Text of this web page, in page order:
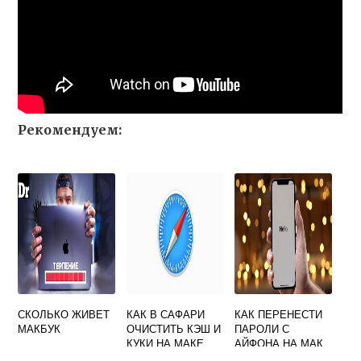
Рекомендуем:
СКОЛЬКО ЖИВЕТ
МАКБУК
КАК В САФАРИ
ОЧИСТИТЬ КЭШ И
КУКИ НА МАКЕ
КАК ПЕРЕНЕСТИ
ПАРОЛИ С
АЙФОНА НА МАК